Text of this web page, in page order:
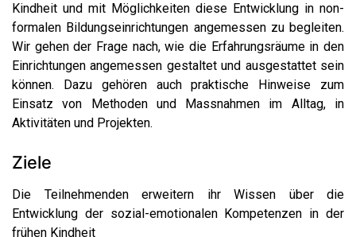
Kindheit und mit Möglichkeiten diese Entwicklung in non-
formalen Bildungseinrichtungen angemessen zu begleiten.
Wir gehen der Frage nach, wie die Erfahrungsräume in den
Einrichtungen angemessen gestaltet und ausgestattet sein
können. Dazu gehören auch praktische Hinweise zum
Einsatz von Methoden und Massnahmen im Alltag, in
Aktivitäten und Projekten.
Ziele
Die Teilnehmenden erweitern ihr Wissen über die
Entwicklung der sozial-emotionalen Kompetenzen in der
frühen Kindheit